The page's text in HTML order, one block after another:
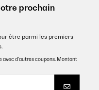
prochain
être parmi les premiers
avec d’autres coupons. Montant